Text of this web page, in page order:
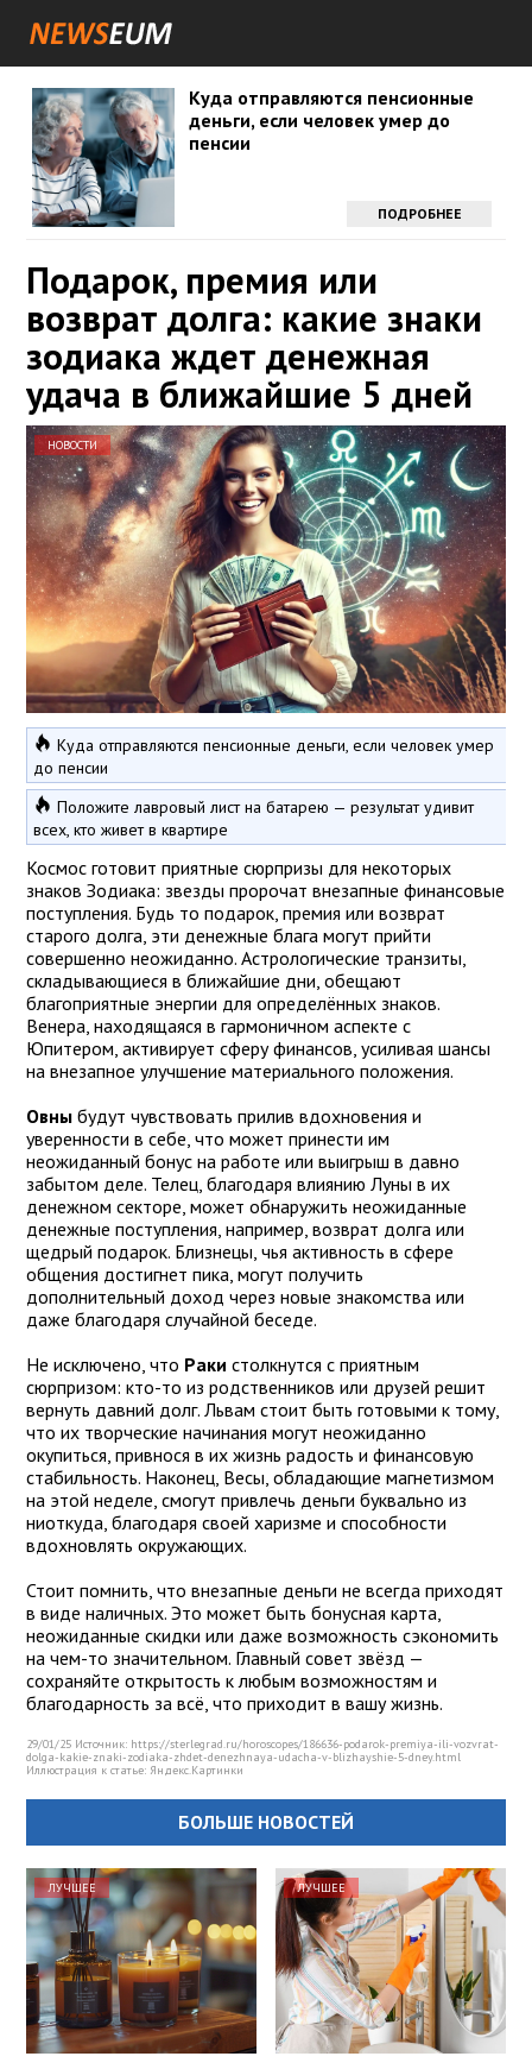
Куда отправляются пенсионные
деньги, если человек умер до
пенсии
ПОДРОБНЕЕ
Подарок, премия или
возврат долга: какие знаки
зодиака ждет денежная
удача в ближайшие 5 дней
НОВОСТИ
Куда отправляются пенсионные деньги, если человек умер
до пенсии
Положите лавровый лист на батарею — результат удивит
всех, кто живет в квартире
Космос готовит приятные сюрпризы для некоторых
знаков Зодиака: звезды пророчат внезапные финансовые
поступления. Будь то подарок, премия или возврат
старого долга, эти денежные блага могут прийти
совершенно неожиданно. Астрологические транзиты,
складывающиеся в ближайшие дни, обещают
благоприятные энергии для определённых знаков.
Венера, находящаяся в гармоничном аспекте с
Юпитером, активирует сферу финансов, усиливая шансы
на внезапное улучшение материального положения.
Овны будут чувствовать прилив вдохновения и
уверенности в себе, что может принести им
неожиданный бонус на работе или выигрыш в давно
забытом деле. Телец, благодаря влиянию Луны в их
денежном секторе, может обнаружить неожиданные
денежные поступления, например, возврат долга или
щедрый подарок. Близнецы, чья активность в сфере
общения достигнет пика, могут получить
дополнительный доход через новые знакомства или
даже благодаря случайной беседе.
Не исключено, что Раки столкнутся с приятным
сюрпризом: кто-то из родственников или друзей решит
вернуть давний долг. Львам стоит быть готовыми к тому,
что их творческие начинания могут неожиданно
окупиться, привнося в их жизнь радость и финансовую
стабильность. Наконец, Весы, обладающие магнетизмом
на этой неделе, смогут привлечь деньги буквально из
ниоткуда, благодаря своей харизме и способности
вдохновлять окружающих.
Стоит помнить, что внезапные деньги не всегда приходят
в виде наличных. Это может быть бонусная карта,
неожиданные скидки или даже возможность сэкономить
на чем-то значительном. Главный совет звёзд —
сохраняйте открытость к любым возможностям и
благодарность за всё, что приходит в вашу жизнь.
29/01/25 Источник: https://sterlegrad.ru/horoscopes/186636-podarok-premiya-ili-vozvrat-
dolga-kakie-znaki-zodiaka-zhdet-denezhnaya-udacha-v-blizhayshie-5-dney.html
Иллюстрация к статье: Яндекс.Картинки
БОЛЬШЕ НОВОСТЕЙ
ЛУЧШЕЕ ЛУЧШЕЕ